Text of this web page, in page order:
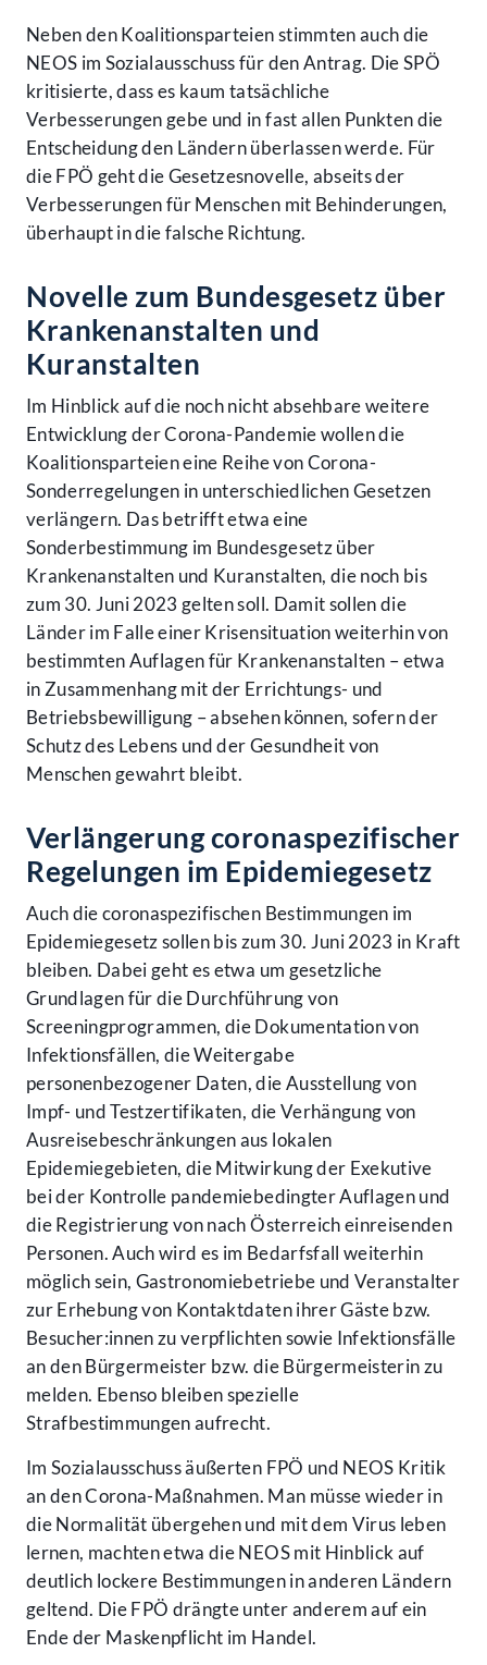
Neben den Koalitionsparteien stimmten auch die
NEOS im Sozialausschuss für den Antrag. Die SPÖ
kritisierte, dass es kaum tatsächliche
Verbesserungen gebe und in fast allen Punkten die
Entscheidung den Ländern überlassen werde. Für
die FPÖ geht die Gesetzesnovelle, abseits der
Verbesserungen für Menschen mit Behinderungen,
überhaupt in die falsche Richtung.
Novelle zum Bundesgesetz über
Krankenanstalten und
Kuranstalten
Im Hinblick auf die noch nicht absehbare weitere
Entwicklung der Corona-Pandemie wollen die
Koalitionsparteien eine Reihe von Corona-
Sonderregelungen in unterschiedlichen Gesetzen
verlängern. Das betrifft etwa eine
Sonderbestimmung im Bundesgesetz über
Krankenanstalten und Kuranstalten, die noch bis
zum 30. Juni 2023 gelten soll. Damit sollen die
Länder im Falle einer Krisensituation weiterhin von
bestimmten Auflagen für Krankenanstalten – etwa
in Zusammenhang mit der Errichtungs- und
Betriebsbewilligung – absehen können, sofern der
Schutz des Lebens und der Gesundheit von
Menschen gewahrt bleibt.
Verlängerung coronaspezifischer
Regelungen im Epidemiegesetz
Auch die coronaspezifischen Bestimmungen im
Epidemiegesetz sollen bis zum 30. Juni 2023 in Kraft
bleiben. Dabei geht es etwa um gesetzliche
Grundlagen für die Durchführung von
Screeningprogrammen, die Dokumentation von
Infektionsfällen, die Weitergabe
personenbezogener Daten, die Ausstellung von
Impf- und Testzertifikaten, die Verhängung von
Ausreisebeschränkungen aus lokalen
Epidemiegebieten, die Mitwirkung der Exekutive
bei der Kontrolle pandemiebedingter Auflagen und
die Registrierung von nach Österreich einreisenden
Personen. Auch wird es im Bedarfsfall weiterhin
möglich sein, Gastronomiebetriebe und Veranstalter
zur Erhebung von Kontaktdaten ihrer Gäste bzw.
Besucher:innen zu verpflichten sowie Infektionsfälle
an den Bürgermeister bzw. die Bürgermeisterin zu
melden. Ebenso bleiben spezielle
Strafbestimmungen aufrecht.
Im Sozialausschuss äußerten FPÖ und NEOS Kritik
an den Corona-Maßnahmen. Man müsse wieder in
die Normalität übergehen und mit dem Virus leben
lernen, machten etwa die NEOS mit Hinblick auf
deutlich lockere Bestimmungen in anderen Ländern
geltend. Die FPÖ drängte unter anderem auf ein
Ende der Maskenpflicht im Handel.